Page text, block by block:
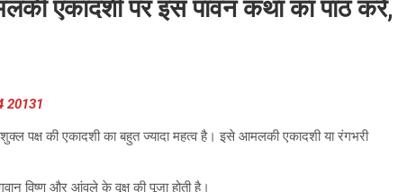
एकादशी पर इस पावन कथा का पाठ करें,
20131
पक्ष की एकादशी का बहुत ज्यादा महत्व है। इसे आमलकी एकादशी या रंगभरी
विष्णु और आंवले के वृक्ष की पूजा होती है।